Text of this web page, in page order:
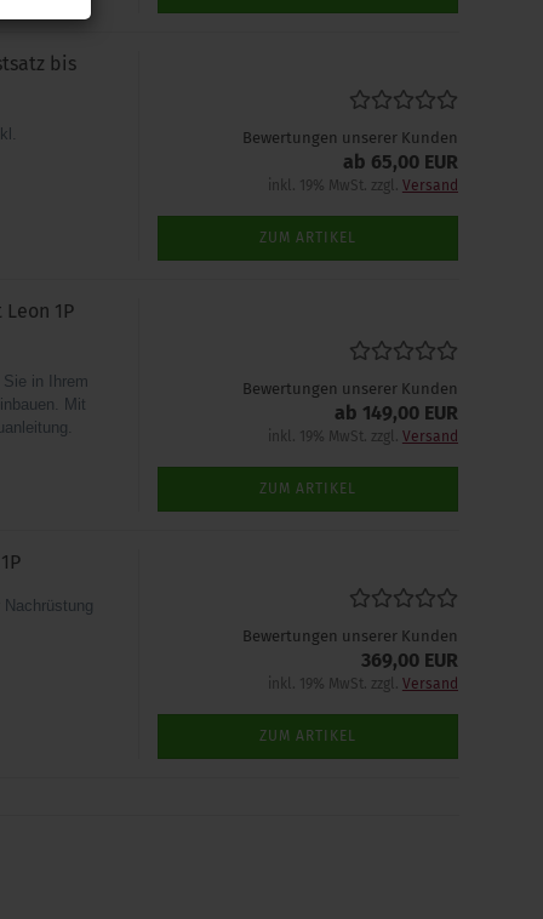
bis
Bewertungen unserer Kunden
ab 65,00 EUR
inkl. 19% MwSt. zzgl. Versand
ZUM ARTIKEL
1P
in Ihrem
Mit
Bewertungen unserer Kunden
ab 149,00 EUR
inkl. 19% MwSt. zzgl. Versand
ZUM ARTIKEL
Bewertungen unserer Kunden
369,00 EUR
inkl. 19% MwSt. zzgl. Versand
ZUM ARTIKEL